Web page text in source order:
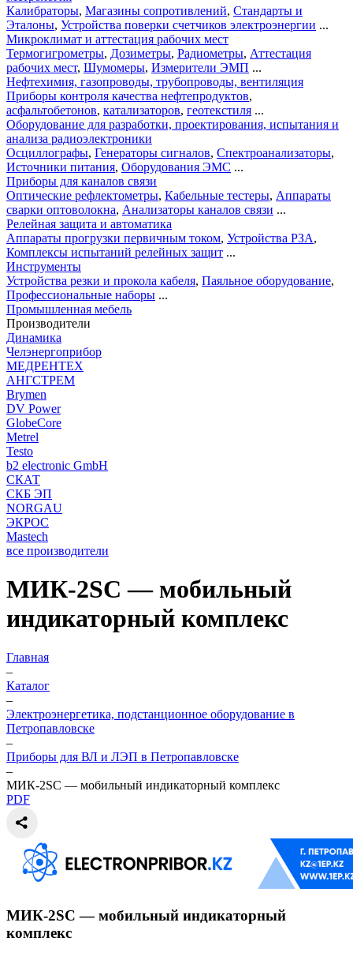
Калибраторы, Магазины сопротивлений, Стандарты и
Эталоны, Устройства поверки счетчиков электроэнергии ...
Микроклимат и аттестация рабочих мест
Термогигрометры, Дозиметры, Радиометры, Аттестация
рабочих мест, Шумомеры, Измерители ЭМП ...
Нефтехимия, газопроводы, трубопроводы, вентиляция
Приборы контроля качества нефтепродуктов,
асфальтобетонов, катализаторов, геотекстиля ...
Оборудование для разработки, проектирования, испытания и
анализа радиоэлектроники
Осциллографы, Генераторы сигналов, Спектроанализаторы,
Источники питания, Оборудования ЭМС ...
Приборы для каналов связи
Оптические рефлектометры, Кабельные тестеры, Аппараты
сварки оптоволокна, Анализаторы каналов связи ...
Релейная защита и автоматика
Аппараты прогрузки первичным током, Устройства РЗА,
Комплексы испытаний релейных защит ...
Инструменты
Устройства резки и прокола кабеля, Паяльное оборудование,
Профессиональные наборы ...
Промышленная мебель
Производители
Динамика
Челэнергоприбор
МЕДРЕНТЕХ
АНГСТРЕМ
Brymen
DV Power
GlobeCore
Metrel
Testo
b2 electronic GmbH
СКАТ
СКБ ЭП
NORGAU
ЭКРОС
Mastech
все производители
МИК-2SC — мобильный
индикаторный комплекс
Главная
–
Каталог
–
Электроэнергетика, подстанционное оборудование в
Петропавловске
–
Приборы для ВЛ и ЛЭП в Петропавловске
–
МИК-2SC — мобильный индикаторный комплекс
PDF
МИК-2SC — мобильный индикаторный
комплекс